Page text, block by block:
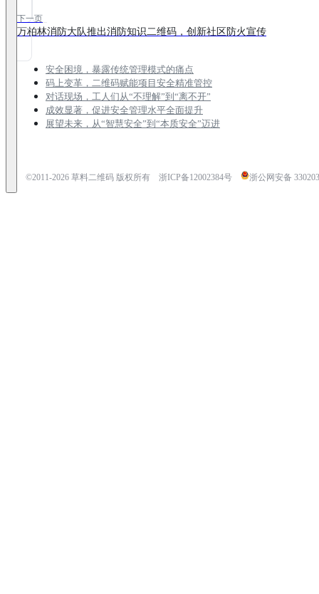
下一页
万柏林消防大队推出消防知识二维码，创新社区防火宣传
安全困境，暴露传统管理模式的痛点
码上变革，二维码赋能项目安全精准管控
对话现场，工人们从“不理解”到“离不开”
成效显著，促进安全管理水平全面提升
展望未来，从“智慧安全”到“本质安全”迈进
©2011-2026草料二维码 版权所有 浙ICP备12002384号 浙公网安备